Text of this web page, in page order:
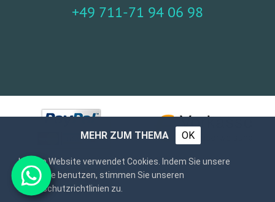
+49 711-71 94 06 98
MEHR ZUM THEMA OK
Unsere Website verwendet Cookies. Indem Sie unsere
Webseite benutzen, stimmen Sie unseren
Datenschutzrichtlinien zu.